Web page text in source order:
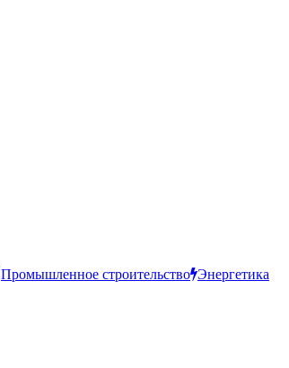
Промышленное строительство Энергетика